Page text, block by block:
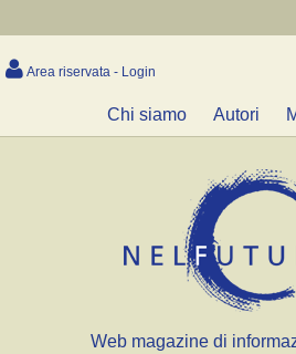
Area riservata - Login
Chi siamo Autori
Web magazine di